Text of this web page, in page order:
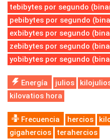
tebibytes por segundo
pebibytes por segundo
exbibytes por segundo
zebibytes por segundo
yobibytes por segundo
Energía julios
kilovatios hora
Frecuencia hercios
gigahercios
terahercios